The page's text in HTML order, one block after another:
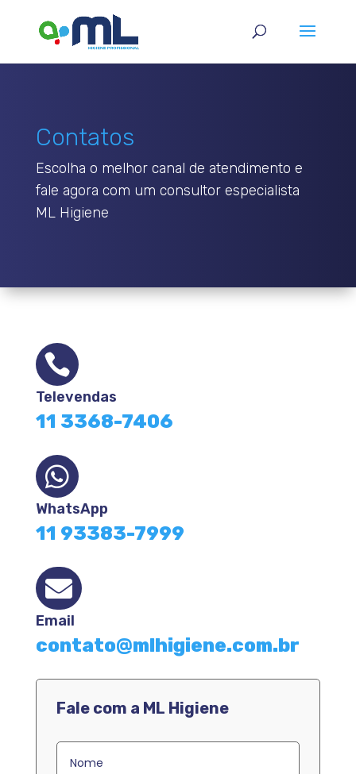
Contatos
Escolha o melhor canal de atendimento e
fale agora com um consultor especialista
ML Higiene

Televendas
11 3368-7406

WhatsApp
11 93383-7999

Email
contato@mlhigiene.com.br
Fale com a ML Higiene